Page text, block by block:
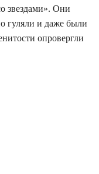
звез­да­ми». Они
гуля­ли и даже были
опро­верг­ли